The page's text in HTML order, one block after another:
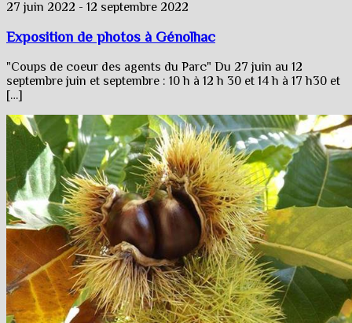
27 juin 2022 - 12 septembre 2022
Exposition de photos à Génolhac
"Coups de coeur des agents du Parc" Du 27 juin au 12
septembre juin et septembre : 10 h à 12 h 30 et 14 h à 17 h30 et
[…]